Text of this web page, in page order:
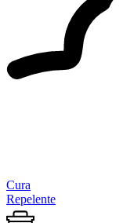
Cura
Repelente